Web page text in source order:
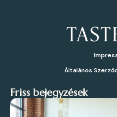
Általános
Friss bejegyzések